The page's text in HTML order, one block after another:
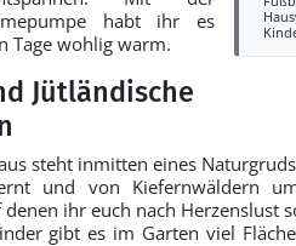
habt ihr es
Tage wohlig warm.
Jütländische
steht inmitten eines
und von Kiefernwäldern
ihr euch nach Herzenslust
gibt es im Garten viel